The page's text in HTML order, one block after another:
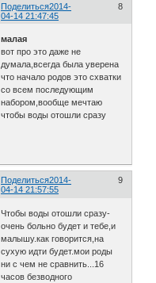
Поделиться 8
2014-
04-14 21:47:45
малая
вот про это даже не
думала,всегда была уверена
что начало родов это схватки
со всем последующим
набором,вообще мечтаю
чтобы воды отошли сразу
Поделиться 9
2014-
04-14 21:57:55
Чтобы воды отошли сразу-
очень больно будет и тебе,и
малышу.как говорится,на
сухую идти будет.мои роды
ни с чем не сравнить...16
часов безводного